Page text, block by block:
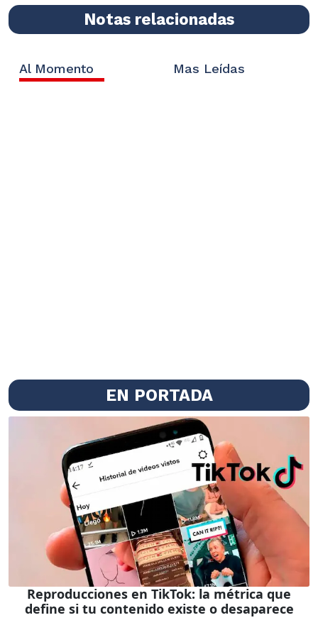
Notas relacionadas
Al Momento Mas Leídas
EN PORTADA
Reproducciones en TikTok: la métrica que
define si tu contenido existe o desaparece